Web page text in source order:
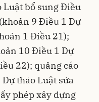
Luật bổ sung Điều
9 Điều 1 Dự
1 Điều 21);
10 Điều 1 Dự
22); quảng cáo
thảo Luật sửa
phép xây dựng